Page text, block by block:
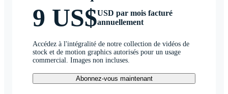
9 US$USD par mois facturé
annuellement
Accédez à l'intégralité de notre collection de vidéos de
stock et de motion graphics autorisés pour un usage
commercial. Images non incluses.
Abonnez-vous maintenant